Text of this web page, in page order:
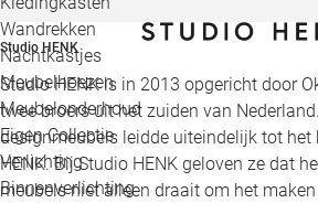
Wandrekken
Nachtkastjes
Meubelhoezen
Meubelonderhoud
Eigen Collectie
Verlichting
Binnenverlichting
Studio HENK
Studio HENK is in 2013 opgericht door
twee broers uit het zuiden van
designmeubels leidde uiteindelijk tot het
HENK. Bij Studio HENK geloven ze dat
meubels niet alleen draait om het